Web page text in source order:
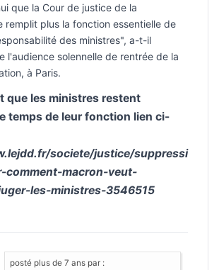
que la Cour de justice de la
remplit plus la fonction essentielle de
des ministres", a-t-il
l'audience solennelle de rentrée de la
à Paris.
que les ministres restent
temps de leur fonction lien ci-
societe/justice/suppressi
comment-macron-veut-
les-ministres-3546515
posté plus de 7 ans par :